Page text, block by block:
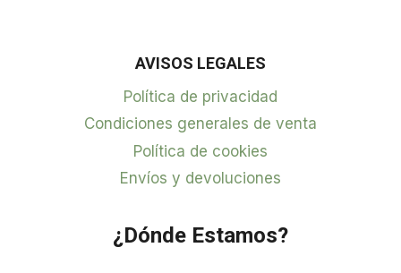
AVISOS LEGALES
Política de privacidad
Condiciones generales de venta
Política de cookies
Envíos y devoluciones
¿Dónde Estamos?